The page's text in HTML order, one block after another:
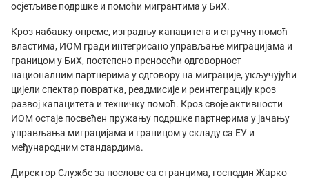
осјетљиве подршке и помоћи мигрантима у БиХ.
Кроз набавку опреме, изградњу капацитета и стручну помоћ
властима, ИОМ гради интегрисано управљање миграцијама и
границом у БиХ, постепено преносећи одговорност
националним партнерима у одговору на миграције, укључујући
цијели спектар повратка, реадмисије и реинтеграцију кроз
развој капацитета и техничку помоћ. Кроз своје активности
ИОМ остаје посвећен пружању подршке партнерима у јачању
управљања миграцијама и границом у складу са ЕУ и
међународним стандардима.
Директор Службе за послове са странцима, господин Жарко